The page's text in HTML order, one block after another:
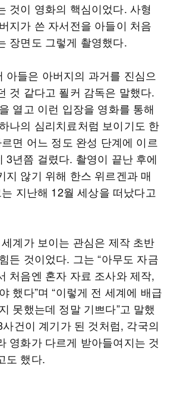
것이 영화의 핵심이었다. 사형
지가 쓴 자서전을 아들이 처음
장면도 그렇게 촬영했다.
아들은 아버지의 과거를 진심으
것 같다고 푈커 감독은 말했다.
열고 이런 입장을 영화를 통해
나의 심리치료처럼 보이기도 한
면 어느 정도 완성 단계에 이르
3년쯤 걸렸다. 촬영이 끝난 후에
지 않기 위해 한스 위르겐과 매
지난해 12월 세상을 떠났다고
계가 보이는 관심은 제작 초반
든 것이었다. 그는 “아무도 자금
처음엔 혼자 자료 조사와 제작,
했다”며 “이렇게 전 세계에 배급
못했는데 정말 기쁘다”고 말했
사건이 계기가 된 것처럼, 각국의
영화가 다르게 받아들여지는 것
도 했다.